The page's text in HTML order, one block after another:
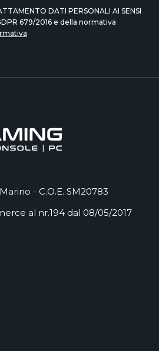
DATI PERSONALI AI SENSI
679/2016 e della normativa
- C.O.E. SM20783
al nr.194 dal 08/05/2017